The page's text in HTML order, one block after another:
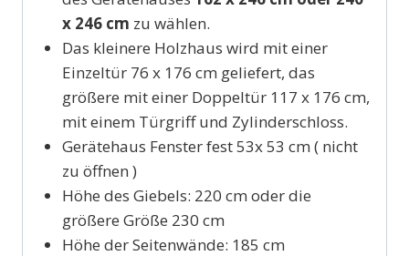
x 246 cm zu wählen.
Das kleinere Holzhaus wird mit einer
Einzeltür 76 x 176 cm geliefert, das
größere mit einer Doppeltür 117 x 176 cm,
mit einem Türgriff und Zylinderschloss.
Gerätehaus Fenster fest 53x 53 cm ( nicht
zu öffnen )
Höhe des Giebels: 220 cm oder die
größere Größe 230 cm
Höhe der Seitenwände: 185 cm